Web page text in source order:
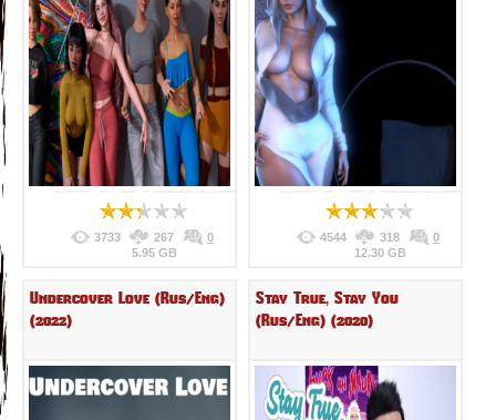
3733 267
0
5.95 GB
4544 318
0
12.30 GB
Undercover Love (Rus/Eng)
(2022)
Stay True, Stay You
(Rus/Eng) (2020)